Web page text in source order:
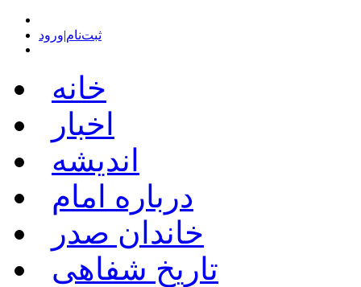
ثبت‌نام|ورود
خانه
اخبار
اندیشه
درباره امام
خاندان صدر
تاریخ شفاهی